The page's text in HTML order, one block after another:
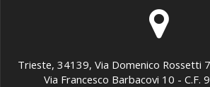
Trieste, 34139, Via Domenico Rossetti
Via Francesco Barbacovi 10 - C.F.